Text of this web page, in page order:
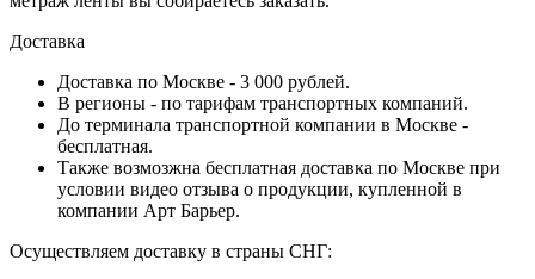
Доставка
Доставка по Москве - 3 000 рублей.
В регионы - по тарифам транспортных компаний.
До терминала транспортной компании в Москве -
бесплатная.
Также возмозжна бесплатная доставка по Москве при
условии видео отзыва о продукции, купленной в
компании Арт Барьер.
Осуществляем доставку в страны СНГ: